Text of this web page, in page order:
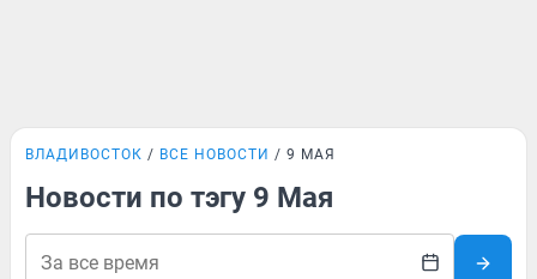
ВЛАДИВОСТОК ВСЕ НОВОСТИ 9 МАЯ
Новости по тэгу 9 Мая